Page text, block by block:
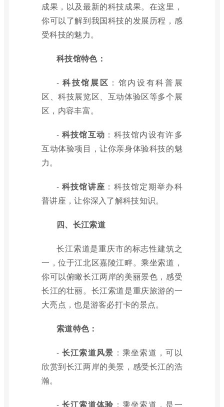
成果，以及最新的科技成果。在这里，
你可以了解到我国科技的发展历程，感
受科技的魅力。
科技馆特色：
- 科技馆展区 ：馆内设有科普展
区、科技展览区、互动体验区等多个展
区，内容丰富。
- 科技馆互动 ：科技馆内设有许多
互动体验项目，让你亲身体验科技的魅
力。
- 科技馆讲座 ：科技馆定期举办科
普讲座，让你深入了解科技知识。
四、长江索道
长江索道是重庆市的标志性建筑之
一，位于江北区嘉陵江畔。乘坐索道，
你可以俯瞰长江两岸的美丽景色，感受
长江的壮丽。长江索道是重庆旅游的一
大亮点，也是游客必打卡的景点。
索道特色：
- 长江索道风景 ：乘坐索道，可以
欣赏到长江两岸的美景，感受长江的浩
瀚。
- 长江索道体验 ：乘坐索道，是一